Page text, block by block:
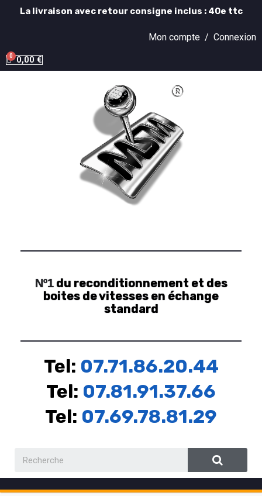
La livraison avec retour consigne inclus : 40e ttc
Mon compte / Connexion
0,00 €
Nº1du reconditionnement et des
boites de vitesses en échange
standard
Tel: 07.71.86.20.44
Tel: 07.81.91.37.66
Tel: 07.69.78.81.29